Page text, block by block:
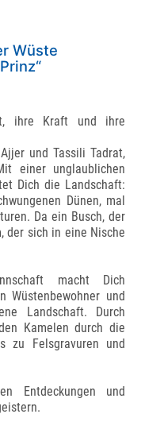
Wüste
ihre Kraft und ihre
und Tassili Tadrat,
einer unglaublichen
Dich die Landschaft:
Dünen, mal
Da ein Busch, der
der sich in eine Nische
macht Dich
und
Landschaft. Durch
Kamelen durch die
zu Felsgravuren und
Entdeckungen und